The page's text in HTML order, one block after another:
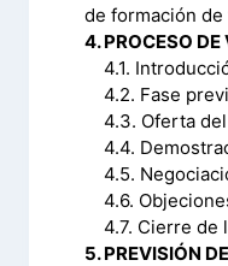
de formación de
4. PROCESO DE
4.1.
4.2. Fase
4.3. Oferta
4.4.
4.5.
4.6.
4.7. Cierre de
5. PREVISIÓN